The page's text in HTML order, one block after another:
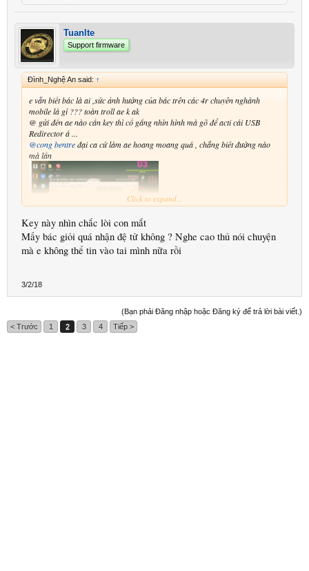
Tuanlte
Support firmware
Đình_Nghệ An said: ↑
e vẫn biết bác là ai ,sức ảnh hưởng của bác trên các 4r chuyên nghành
mobile là gì ??? toàn troll ae k ak
@ gửi đến ae nào cần key thì cố gắng nhìn hình mà gõ để acti cái USB
Redirector á ...
@cong bentređại ca cứ làm ae hoang moang quá , chẳng biết đường nào
mà lần
Click to expand...
Key này nhìn chắc lòi con mắt
Mấy bác giỏi quá nhận đệ tử không ? Nghe cao thủ nói chuyện
mà e không thể tin vào tai mình nữa rồi
3/2/18
(Bạn phải Đăng nhập hoặc Đăng ký để trả lời bài viết.)
< Trước
1 2 3 4 Tiếp >